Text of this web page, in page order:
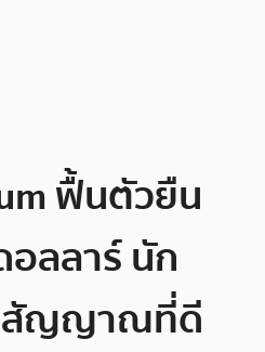
ฟื้นตัวยืน
อลลาร์ นัก
นสัญญาณที่ดี